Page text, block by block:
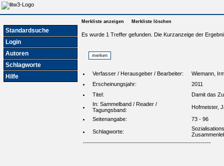
Standardsuche
Login
Autoren
Schlagworte
Hilfe
Merkliste anzeigen Merkliste löschen
Es wurde 1 Treffer gefunden. Die Kurzanzeige der
Verfasser / Herausgeber / Bearbeiter:
Wiemann,
Erscheinungsjahr:
2011
Titel:
Damit das
In: Sammelband / Reader /
Tagungsband:
Hofmeister,
Seitenangabe:
73 - 96
Schlagworte:
----------------------------------------------------------------